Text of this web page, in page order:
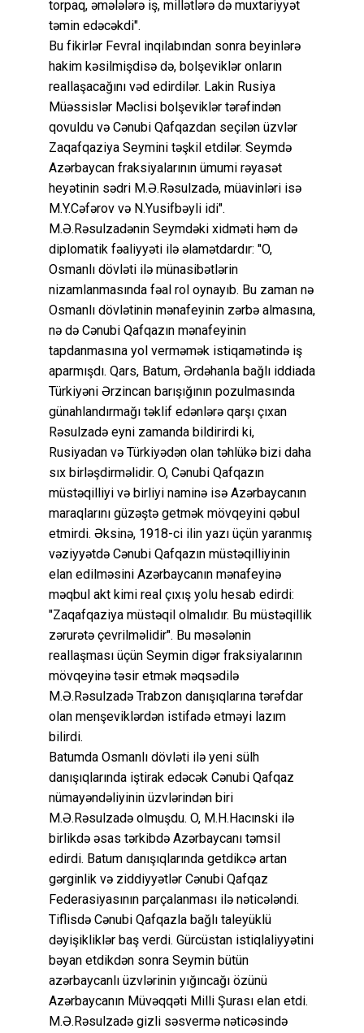
torpaq, əmələlərə iş, millətlərə də muxtariyyət
təmin edəcəkdi".
Bu fikirlər Fevral inqilabından sonra beyinlərə
hakim kəsilmişdisə də, bolşeviklər onların
reallaşacağını vəd edirdilər. Lakin Rusiya
Müəssislər Məclisi bolşeviklər tərəfindən
qovuldu və Cənubi Qafqazdan seçilən üzvlər
Zaqafqaziya Seymini təşkil etdilər. Seymdə
Azərbaycan fraksiyalarının ümumi rəyasət
heyətinin sədri M.Ə.Rəsulzadə, müavinləri isə
M.Y.Cəfərov və N.Yusifbəyli idi".
M.Ə.Rəsulzadənin Seymdəki xidməti həm də
diplomatik fəaliyyəti ilə əlamətdardır: "O,
Osmanlı dövləti ilə münasibətlərin
nizamlanmasında fəal rol oynayıb. Bu zaman nə
Osmanlı dövlətinin mənafeyinin zərbə almasına,
nə də Cənubi Qafqazın mənafeyinin
tapdanmasına yol verməmək istiqamətində iş
aparmışdı. Qars, Batum, Ərdəhanla bağlı iddiada
Türkiyəni Ərzincan barışığının pozulmasında
günahlandırmağı təklif edənlərə qarşı çıxan
Rəsulzadə eyni zamanda bildirirdi ki,
Rusiyadan və Türkiyədən olan təhlükə bizi daha
sıx birləşdirməlidir. O, Cənubi Qafqazın
müstəqilliyi və birliyi naminə isə Azərbaycanın
maraqlarını güzəştə getmək mövqeyini qəbul
etmirdi. Əksinə, 1918-ci ilin yazı üçün yaranmış
vəziyyətdə Cənubi Qafqazın müstəqilliyinin
elan edilməsini Azərbaycanın mənafeyinə
məqbul akt kimi real çıxış yolu hesab edirdi:
"Zaqafqaziya müstəqil olmalıdır. Bu müstəqillik
zərurətə çevrilməlidir". Bu məsələnin
reallaşması üçün Seymin digər fraksiyalarının
mövqeyinə təsir etmək məqsədilə
M.Ə.Rəsulzadə Trabzon danışıqlarına tərəfdar
olan menşeviklərdən istifadə etməyi lazım
bilirdi.
Batumda Osmanlı dövləti ilə yeni sülh
danışıqlarında iştirak edəcək Cənubi Qafqaz
nümayəndəliyinin üzvlərindən biri
M.Ə.Rəsulzadə olmuşdu. O, M.H.Hacınski ilə
birlikdə əsas tərkibdə Azərbaycanı təmsil
edirdi. Batum danışıqlarında getdikcə artan
gərginlik və ziddiyyətlər Cənubi Qafqaz
Federasiyasının parçalanması ilə nəticələndi.
Tiflisdə Cənubi Qafqazla bağlı taleyüklü
dəyişikliklər baş verdi. Gürcüstan istiqlaliyyətini
bəyan etdikdən sonra Seymin bütün
azərbaycanlı üzvlərinin yığıncağı özünü
Azərbaycanın Müvəqqəti Milli Şurası elan etdi.
M.Ə.Rəsulzadə gizli səsvermə nəticəsində